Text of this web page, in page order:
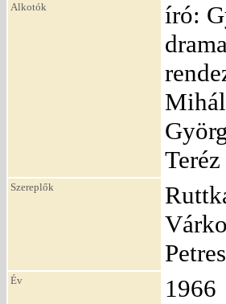
Alkotók
író:
Szereplők
Év 1966